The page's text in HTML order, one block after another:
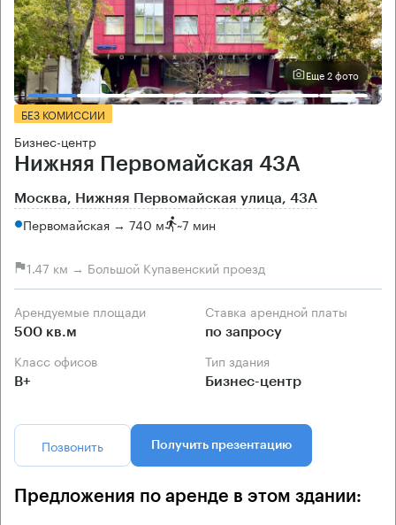
Еще 2 фото
БЕЗ КОМИССИИ
Бизнес-центр
Нижняя Первомайская 43А
Москва, Нижняя Первомайская улица, 43А
Первомайская → 740 м ~7 мин
1.47 км → Большой Купавенский проезд
Арендуемые площади
500 кв.м
Ставка арендной платы
по запросу
Класс офисов
B+
Тип здания
Бизнес-центр
Позвонить Получить презентацию
Предложения по аренде в этом здании: